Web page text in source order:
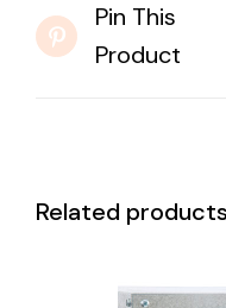
Pin This
Product
Related products